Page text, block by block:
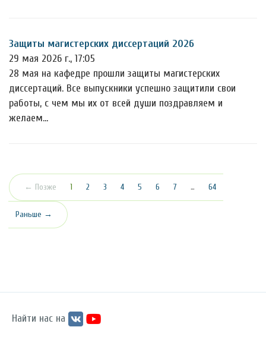
Защиты магистерских диссертаций 2026
29 мая 2026 г., 17:05
28 мая на кафедре прошли защиты магистерских
диссертаций. Все выпускники успешно защитили свои
работы, с чем мы их от всей души поздравляем и
желаем…
← Позже 1 (текущая)
2 3 4 5 6 7 … 64
Раньше →
Найти нас на